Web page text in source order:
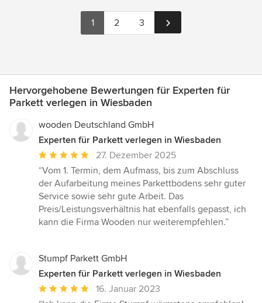
1 2 3
Hervorgehobene Bewertungen für Experten für
Parkett verlegen in Wiesbaden
wooden Deutschland GmbH
Experten für Parkett verlegen in Wiesbaden
Durchschnittliche
Bewertung:
5
von
5
Sternen
27. Dezember 2025
“Vom 1. Termin, dem Aufmass, bis zum Abschluss
der Aufarbeitung meines Parkettbodens sehr guter
Service sowie sehr gute Arbeit. Das
Preis/Leistungsverhältnis hat ebenfalls gepasst, ich
kann die Firma Wooden nur weiterempfehlen.”
Stumpf Parkett GmbH
Experten für Parkett verlegen in Wiesbaden
Durchschnittliche16. Januar 2023